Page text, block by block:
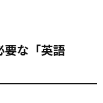
要な「英語